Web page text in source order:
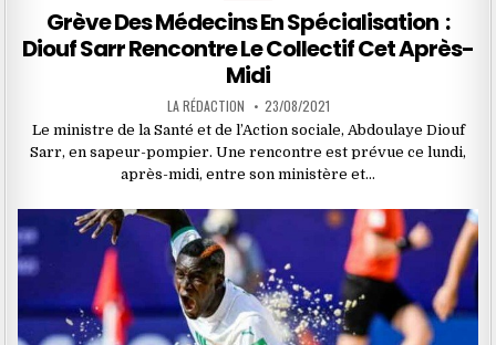
in
Grève Des Médecins En Spécialisation :
Diouf Sarr Rencontre Le Collectif Cet Après-
Midi
LA RÉDACTION 23/08/2021
Le ministre de la Santé et de l’Action sociale, Abdoulaye Diouf
Sarr, en sapeur-pompier. Une rencontre est prévue ce lundi,
après-midi, entre son ministère et…